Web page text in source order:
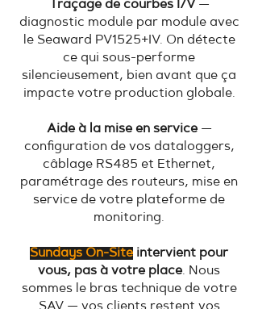
Traçage de courbes I/V—
diagnostic module par module avec
le Seaward PV1525+IV. On détecte
ce qui sous-performe
silencieusement, bien avant que ça
impacte votre production globale.
Aide à la mise en service—
configuration de vos dataloggers,
câblage RS485 et Ethernet,
paramétrage des routeurs, mise en
service de votre plateforme de
monitoring.
Sundays On-Site intervient pour
vous, pas à votre place. Nous
sommes le bras technique de votre